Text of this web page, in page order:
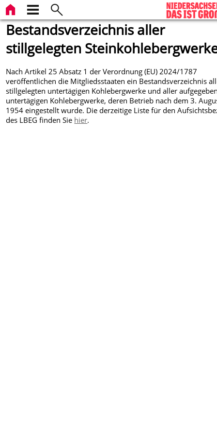
Bestandsverzeichnis aller
stillgelegten
Nach Artikel 25 Absatz 1 der Verordnung (EU) 2024/1787
veröffentlichen die Mitgliedsstaaten ein Bestandsverzeichnis
stillgelegten untertägigen Kohlebergwerke und aller
untertägigen Kohlebergwerke, deren Betrieb nach dem 3.
1954 eingestellt wurde. Die derzeitige Liste für den
des LBEG finden Sie hier.